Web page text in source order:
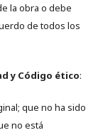
la obra o debe
de todos los
y Código ético:
que no ha sido
no está